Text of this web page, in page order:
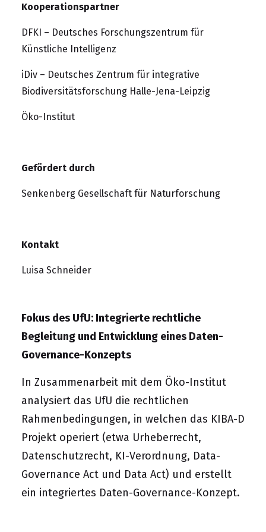
Kooperationspartner
DFKI – Deutsches Forschungszentrum für
Künstliche Intelligenz
iDiv – Deutsches Zentrum für integrative
Biodiversitätsforschung Halle-Jena-Leipzig
Öko-Institut
Gefördert durch
Senkenberg Gesellschaft für Naturforschung
Kontakt
Luisa Schneider
Fokus des UfU: Integrierte rechtliche
Begleitung und Entwicklung eines Daten-
Governance-Konzepts
In Zusammenarbeit mit dem Öko-Institut
analysiert das UfU die rechtlichen
Rahmenbedingungen, in welchen das KIBA-D
Projekt operiert (etwa Urheberrecht,
Datenschutzrecht, KI-Verordnung, Data-
Governance Act und Data Act) und erstellt
ein integriertes Daten-Governance-Konzept.